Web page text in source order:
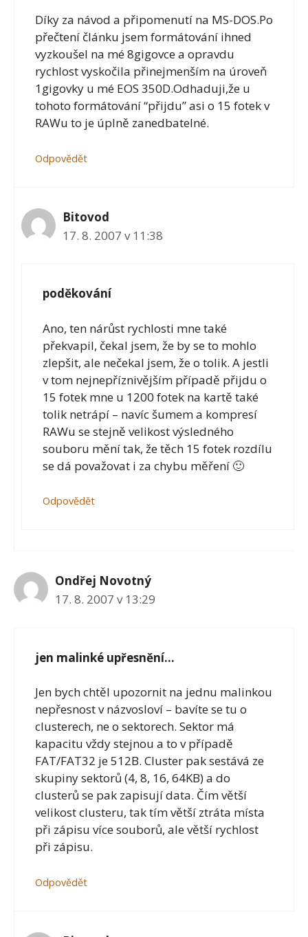
Díky za návod a připomenutí na MS-DOS.Po
přečtení článku jsem formátování ihned
vyzkoušel na mé 8gigovce a opravdu
rychlost vyskočila přinejmenším na úroveň
1gigovky u mé EOS 350D.Odhaduji,že u
tohoto formátování “přijdu” asi o 15 fotek v
RAWu to je úplně zanedbatelné.
Odpovědět
Bitovod
17. 8. 2007 v 11:38
poděkování
Ano, ten nárůst rychlosti mne také
překvapil, čekal jsem, že by se to mohlo
zlepšit, ale nečekal jsem, že o tolik. A jestli
v tom nejnepříznivějším případě přijdu o
15 fotek mne u 1200 fotek na kartě také
tolik netrápí – navíc šumem a kompresí
RAWu se stejně velikost výsledného
souboru mění tak, že těch 15 fotek rozdílu
se dá považovat i za chybu měření 🙂
Odpovědět
Ondřej Novotný
17. 8. 2007 v 13:29
jen malinké upřesnění…
Jen bych chtěl upozornit na jednu malinkou
nepřesnost v názvosloví – bavíte se tu o
clusterech, ne o sektorech. Sektor má
kapacitu vždy stejnou a to v případě
FAT/FAT32 je 512B. Cluster pak sestává ze
skupiny sektorů (4, 8, 16, 64KB) a do
clusterů se pak zapisují data. Čím větší
velikost clusteru, tak tím větší ztráta místa
při zápisu více souborů, ale větší rychlost
při zápisu.
Odpovědět